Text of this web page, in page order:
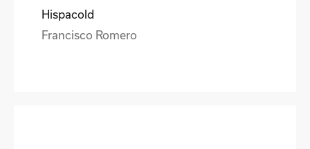
Hispacold
Francisco Romero